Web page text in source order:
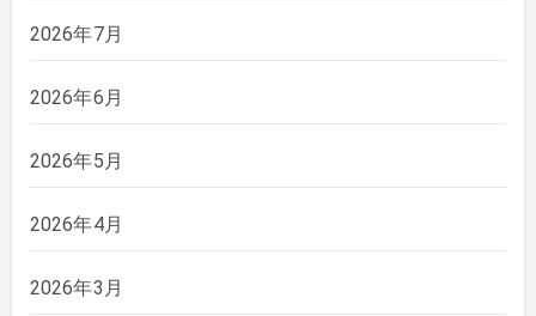
2026年7月
2026年6月
2026年5月
2026年4月
2026年3月